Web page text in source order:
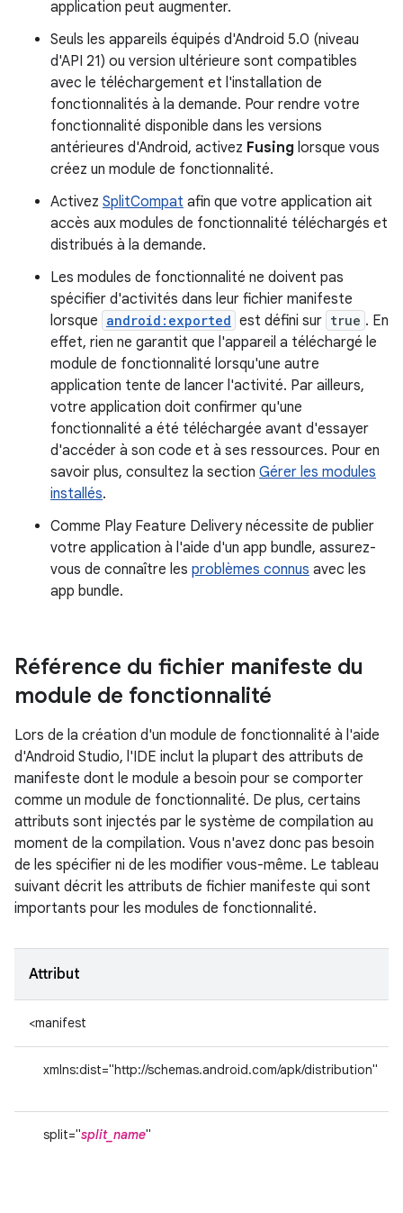
application peut augmenter.
Seuls les appareils équipés d'Android 5.0 (niveau
d'API 21) ou version ultérieure sont compatibles
avec le téléchargement et l'installation de
fonctionnalités à la demande. Pour rendre votre
fonctionnalité disponible dans les versions
antérieures d'Android, activez Fusing lorsque vous
créez un module de fonctionnalité.
Activez SplitCompat afin que votre application ait
accès aux modules de fonctionnalité téléchargés et
distribués à la demande.
Les modules de fonctionnalité ne doivent pas
spécifier d'activités dans leur fichier manifeste
lorsque android:exported est défini sur true . En
effet, rien ne garantit que l'appareil a téléchargé le
module de fonctionnalité lorsqu'une autre
application tente de lancer l'activité. Par ailleurs,
votre application doit confirmer qu'une
fonctionnalité a été téléchargée avant d'essayer
d'accéder à son code et à ses ressources. Pour en
savoir plus, consultez la section Gérer les modules
installés.
Comme Play Feature Delivery nécessite de publier
votre application à l'aide d'un app bundle, assurez-
vous de connaître les problèmes connus avec les
app bundle.
Référence du fichier manifeste du
module de fonctionnalité
Lors de la création d'un module de fonctionnalité à l'aide
d'Android Studio, l'IDE inclut la plupart des attributs de
manifeste dont le module a besoin pour se comporter
comme un module de fonctionnalité. De plus, certains
attributs sont injectés par le système de compilation au
moment de la compilation. Vous n'avez donc pas besoin
de les spécifier ni de les modifier vous-même. Le tableau
suivant décrit les attributs de fichier manifeste qui sont
importants pour les modules de fonctionnalité.
Attribut
<manifest
xmlns:dist="http://schemas.android.com/apk/distribution"
split="split_name"